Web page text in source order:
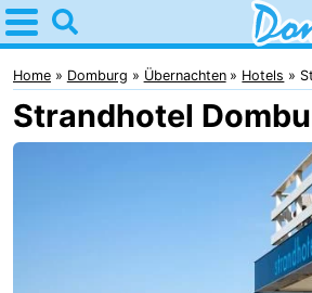
Home
Domburg
Tipps
Home Domburg Übernachten Hotels
Strandhotel